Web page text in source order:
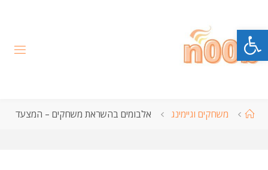
פתח סרגל נגישות
עמוד משחקים וגיימינג אלבומים בהשראת משחקים – המצעד